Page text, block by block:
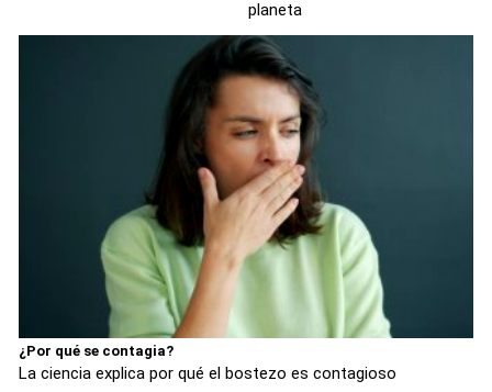
planeta
¿Por qué se contagia?
La ciencia explica por qué el bostezo es contagioso